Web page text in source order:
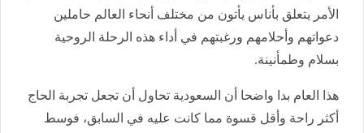
الأمر يتعلق بأناس يأتون من مختلف أنحاء العالم حاملين
دعواتهم وأحلامهم ورغبتهم في أداء هذه الرحلة الروحية
بسلام وطمأنينة.
هذا العام بدا واضحا أن السعودية تحاول أن تجعل تجربة الحاج
أكثر راحة وأقل قسوة مما كانت عليه في السابق، فوسط